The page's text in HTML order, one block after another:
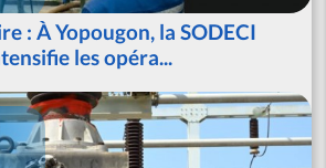
: À Yopougon, la SODECI
les opéra...